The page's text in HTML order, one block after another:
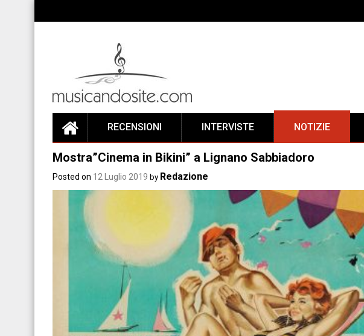
RECENSIONI INTERVISTE NOTIZIE
Mostra”Cinema in Bikini” a Lignano Sabbiadoro
Posted on 12 Luglio 2019 by Redazione